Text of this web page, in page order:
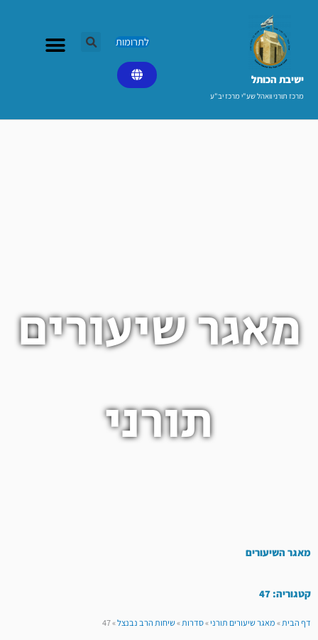
ישיבת הכותל​
מרכז תורני וואהל שע"י מרכז יב"ע
לתרומות
מאגר שיעורים
תורני
מאגר השיעורים
קטגוריה: 47
דף הבית»מאגר שיעורים תורני»סדרות»שיחות הרב נבנצל»
47